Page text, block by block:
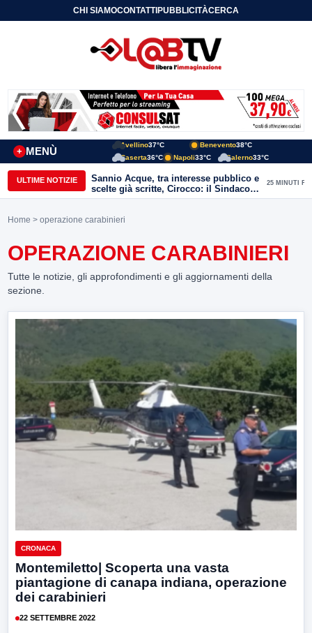
CHI SIAMOCONTATTIPUBBLICITÀCERCA
MENÙ
+
Avellino37°C Benevento38°C
Caserta36°C Napoli33°C Salerno33°C
ULTIME NOTIZIE
Sannio Acque, tra interesse pubblico e
scelte già scritte, Cirocco: il Sindaco
renda chiara la posizione di Molinara
25 MINUTI FA
Home > operazione carabinieri
OPERAZIONE CARABINIERI
Tutte le notizie, gli approfondimenti e gli aggiornamenti della
sezione.
CRONACA
Montemiletto| Scoperta una vasta
piantagione di canapa indiana, operazione
dei carabinieri
22 SETTEMBRE 2022